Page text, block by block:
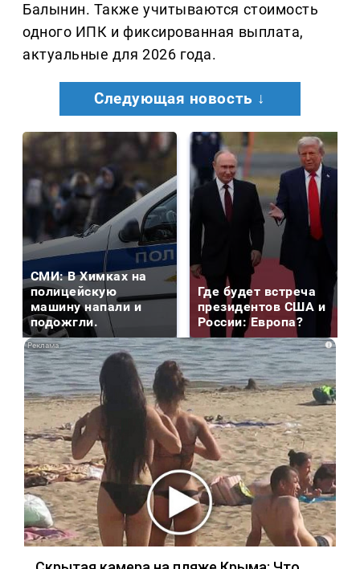
Балынин. Также учитываются стоимость
одного ИПК и фиксированная выплата,
актуальные для 2026 года.
Следующая новость ↓
СМИ: В Химках на
полицейскую
машину напали и
подожгли.
Где будет встреча
президентов США и
России: Европа?
i